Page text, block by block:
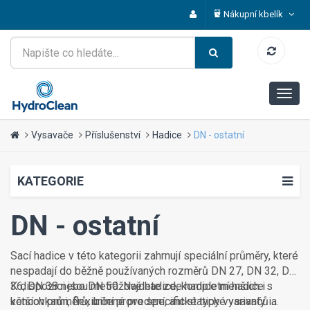
Nákupní kbelík
Vysavače Příslušenství Hadice DN - ostatní
KATEGORIE
DN - ostatní
Sací hadice v této kategorii zahrnují speciální průměry, které
nespadají do běžně používaných rozměrů DN 27, DN 32, DN
36, DN 38 nebo DN 50. Najdete zde hadice menších i
větších průměrů, určené pro specifické typy vysavačů a
K dispozici jsou metrážové hadice, kompletní hadice s
koncovkami, flexibilní provedení, antistatické varianty i